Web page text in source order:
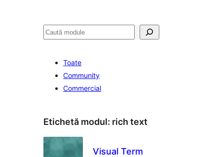
Caută
Toate
Community
Commercial
Etichetă modul: rich text
Visual Term